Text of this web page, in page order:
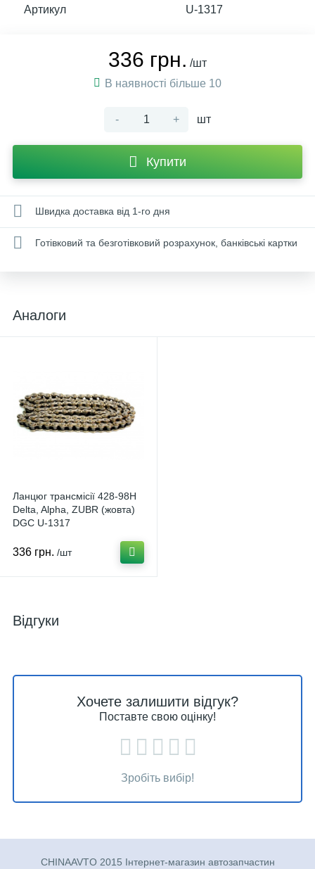
Артикул U-1317
336 грн. /шт
В наявності більше 10
- + шт
Купити
Швидка доставка від 1-го дня
Готівковий та безготівковий розрахунок, банківські картки
Аналоги
Ланцюг трансмісії 428-98H
Delta, Alpha, ZUBR (жовта)
DGC U-1317
336 грн. /шт
Відгуки
Хочете залишити відгук?
Поставте свою оцінку!
Зробіть вибір!
CHINAAVTO 2015 Інтернет-магазин автозапчастин